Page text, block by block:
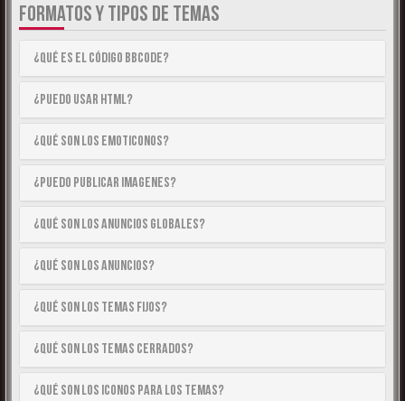
FORMATOS Y TIPOS DE TEMAS
¿Qué es el código BBCode?
¿Puedo usar HTML?
¿Qué son los emoticonos?
¿Puedo publicar imagenes?
¿Qué son los anuncios globales?
¿Qué son los anuncios?
¿Qué son los temas fijos?
¿Qué son los temas cerrados?
¿Qué son los iconos para los temas?